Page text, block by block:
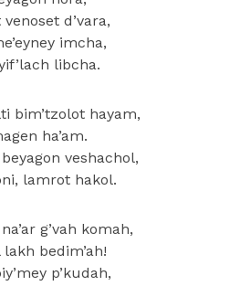
d’vara,
imcha,
libcha.
bim’tzolot hayam,
ha’am.
veshachol,
lamrot hakol.
g’vah komah,
bedim’ah!
p’kudah,